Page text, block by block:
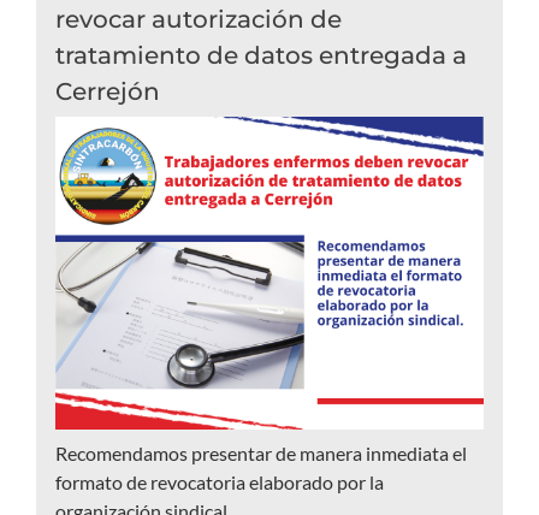
revocar autorización de
tratamiento de datos entregada a
Cerrejón
Recomendamos presentar de manera inmediata el
formato de revocatoria elaborado por la